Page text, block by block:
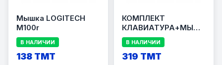
Мышка LOGITECH
M100r
В НАЛИЧИИ
138 TMT
КОМПЛЕКТ
КЛАВИАТУРА+МЫШЬ
RAPOO 8000M
В НАЛИЧИИ
319 TMT